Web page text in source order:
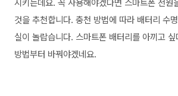
것을 추천합니다. 충천 방법에 따라 배터리 수
실이 놀랍습니다. 스마트폰 배터리를 아끼고
방법부터 바꿔야겠네요.